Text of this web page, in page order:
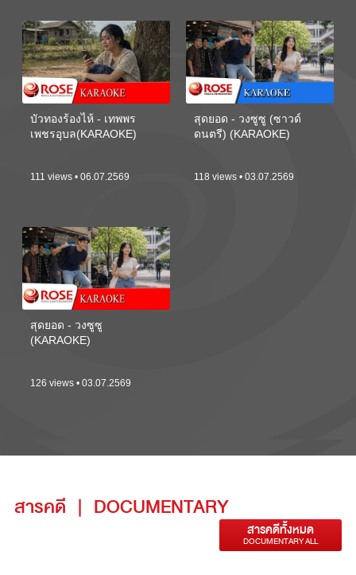
บัวทองร้องไห้ - เทพพร
เพชรอุบล(KARAOKE)
111 views • 06.07.2569
สุดยอด - วงซูซู (ซาวด์
ดนตรี) (KARAOKE)
118 views • 03.07.2569
สุดยอด - วงซูซู
(KARAOKE)
126 views • 03.07.2569
สารคดี | DOCUMENTARY
สารคดีทั้งหมด
DOCUMENTARY ALL